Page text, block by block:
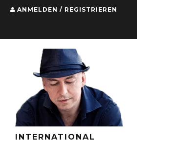
ANMELDEN / REGISTRIEREN
INTERNATIONAL